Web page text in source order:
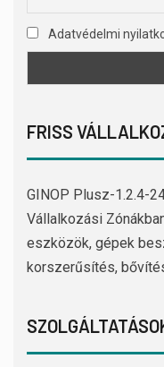
Adatvédelmi
FRISS
GINOP Plusz-1.2.4-
Vállalkozási
eszközök, gépek
korszerűsítés,